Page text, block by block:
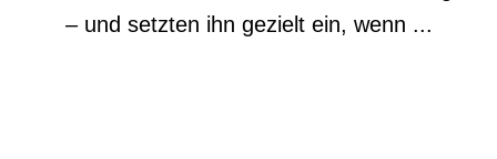
– und setzten ihn gezielt ein, wenn ...